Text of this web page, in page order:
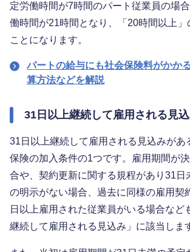
定労働時間が7時間のパート従業員の場
働時間が21時間となり、「20時間以上」
ことになります。
パートの給与にも社会保険料がかか
算方法などを解説
31日以上継続して雇用される見
31日以上継続して雇用される見込みがあ
保険の加入条件の1つです。雇用期間が
合や、契約更新に関する規程があり31日
の明示がない場合、過去に同様の雇用契
日以上雇用された従業員がいる場合など
継続して雇用される見込み」に該当しま